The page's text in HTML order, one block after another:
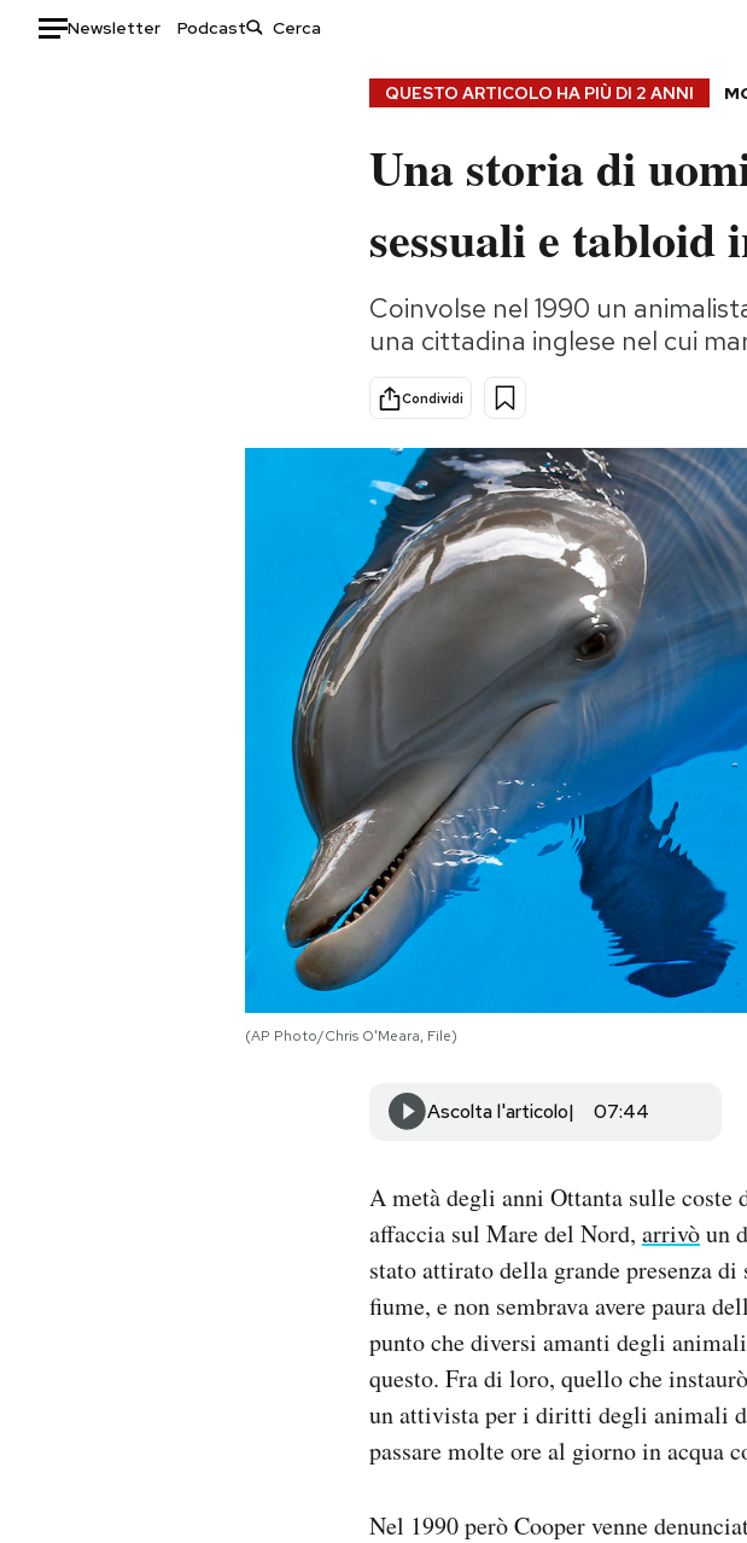
Newsletter Podcast
Storie/Idee
Ok Boomer!
Altrecose
Mondiali calcio 2026
QUESTO ARTICOLO HA PIÙ DI 2 ANNI
Una storia di
sessuali e tabloid
Coinvolse nel 1990 un
una cittadina inglese nel cui
Condividi
(AP Photo/Chris O'Meara, File)
Ascolta l'articolo 07:44
A metà degli anni Ottanta sulle
affaccia sul Mare del Nord, arrivòun
stato attirato della grande presenza
fiume, e non sembrava avere paura
punto che diversi amanti degli
questo. Fra di loro, quello che
un attivista per i diritti degli animali
passare molte ore al giorno in acqua
Nel 1990 però Cooper venne